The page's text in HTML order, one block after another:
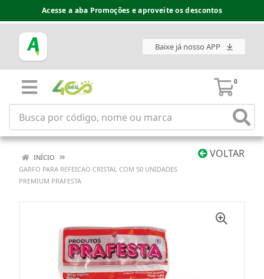
Acesse a aba Promoções e aproveite os descontos
Baixe já nosso APP
0
VOLTAR
INÍCIO
GARFO PARA REFEICAO CRISTAL COM 50 UNIDADES
PREMIUM PRAFESTA